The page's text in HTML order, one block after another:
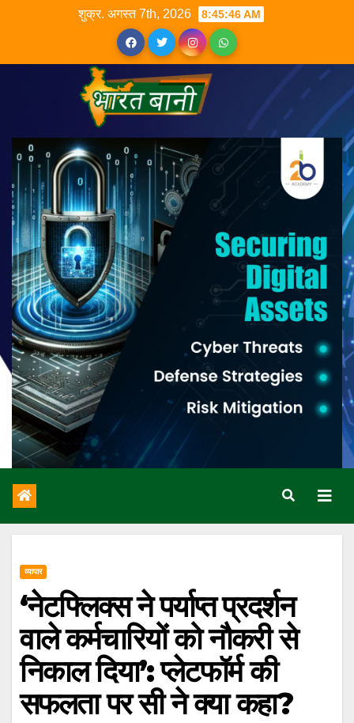
शुक्र. अगस्त 7th, 2026 8:45:47 AM
व्यापार
‘नेटफ्लिक्स ने पर्याप्त प्रदर्शन
वाले कर्मचारियों को नौकरी से
निकाल दिया’: प्लेटफॉर्म की
सफलता पर सी ने क्या कहा?